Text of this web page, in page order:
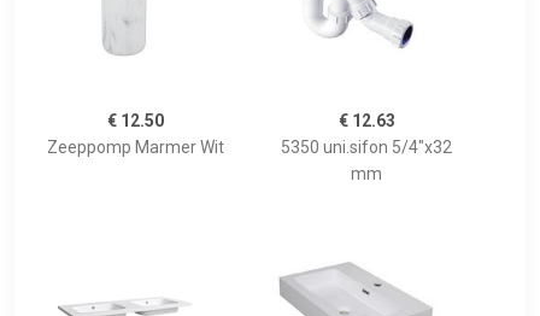
€ 12.50
Zeeppomp Marmer Wit
€ 12.63
5350 uni.sifon 5/4"x32
mm